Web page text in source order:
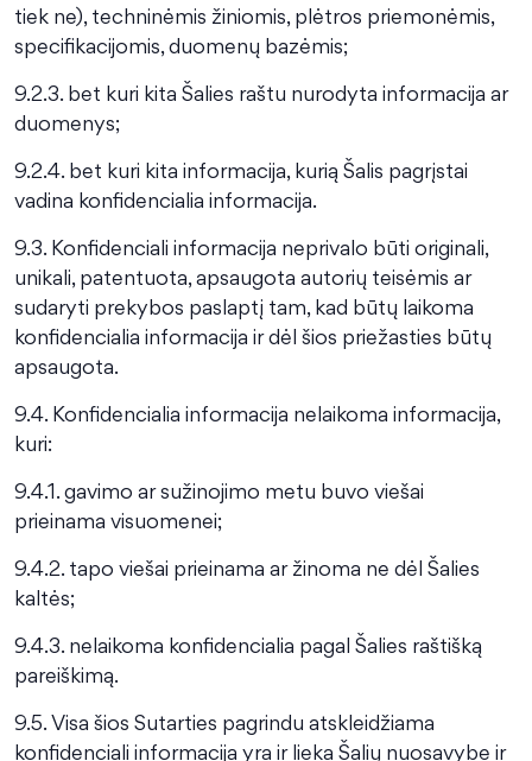
tiek ne), techninėmis žiniomis, plėtros priemonėmis,
specifikacijomis, duomenų bazėmis;
9.2.3. bet kuri kita Šalies raštu nurodyta informacija ar
duomenys;
9.2.4. bet kuri kita informacija, kurią Šalis pagrįstai
vadina konfidencialia informacija.
9.3. Konfidenciali informacija neprivalo būti originali,
unikali, patentuota, apsaugota autorių teisėmis ar
sudaryti prekybos paslaptį tam, kad būtų laikoma
konfidencialia informacija ir dėl šios priežasties būtų
apsaugota.
9.4. Konfidencialia informacija nelaikoma informacija,
kuri:
9.4.1. gavimo ar sužinojimo metu buvo viešai
prieinama visuomenei;
9.4.2. tapo viešai prieinama ar žinoma ne dėl Šalies
kaltės;
9.4.3. nelaikoma konfidencialia pagal Šalies raštišką
pareiškimą.
9.5. Visa šios Sutarties pagrindu atskleidžiama
konfidenciali informacija yra ir lieka Šalių nuosavybe ir